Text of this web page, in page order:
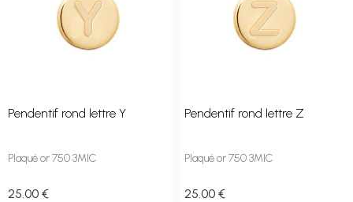
Pendentif rond lettre Y
Plaqué or 750 3MIC
25 .00 €
Pendentif rond lettre Z
Plaqué or 750 3MIC
25 .00 €